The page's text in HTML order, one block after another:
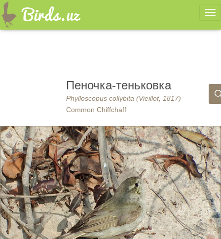
Пеночка-теньковка
Phylloscopus collybita (Vieillot, 1817)
Common Chiffchaff